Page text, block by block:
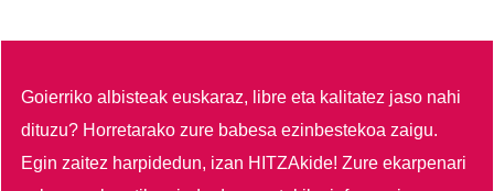
Goierriko albisteak euskaraz, libre eta kalitatez jaso nahi
dituzu? Horretarako zure babesa ezinbestekoa zaigu.
Egin zaitez harpidedun, izan HITZAkide!Zure ekarpenari